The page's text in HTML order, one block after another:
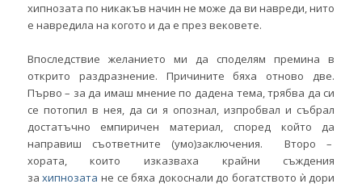
хипнозата по никакъв начин не може да ви навреди, нито
е навредила на когото и да е през вековете.
Впоследствие желанието ми да споделям премина в
открито раздразнение. Причините бяха отново две.
Първо – за да имаш мнение по дадена тема, трябва да си
се потопил в нея, да си я опознал, изпробвал и събрал
достатъчно емпиричен материал, според който да
направиш съответните (умо)заключения. Второ –
хората, които изказваха крайни съждения
захипнозата не се бяха докоснали до богатството ѝ дори